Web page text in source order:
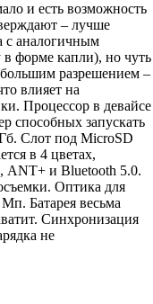
и есть возможность
– лучше
с аналогичным
форме капли), но чуть
разрешением –
влияет на
Процессор в девайсе
способных запускать
Слот под MicroSD
в 4 цветах,
ANT+ и Bluetooth 5.0.
Оптика для
Батарея весьма
Синхронизация
не